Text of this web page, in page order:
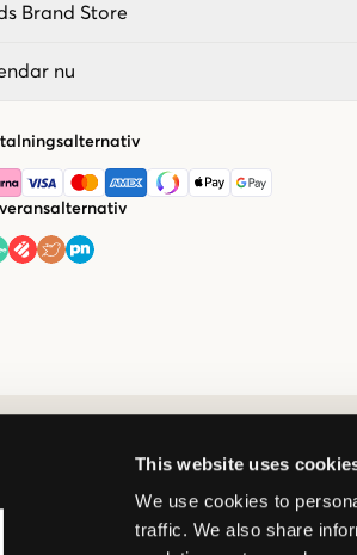
This website uses
We use cookies to
traffic. We also share
Brand Store
nu